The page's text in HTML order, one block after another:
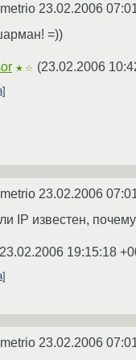
23.02.2006
=))
★☆ (23.02.2006
23.02.2006
IP известен,
23.02.2006 19:15:18
23.02.2006